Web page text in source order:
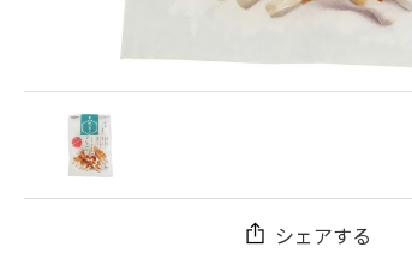
シェアする